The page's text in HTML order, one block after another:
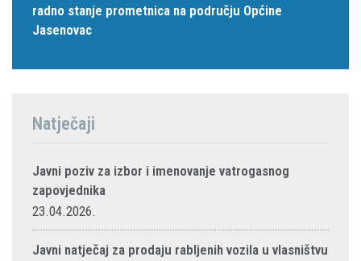
radno stanje prometnica na području Općine
Jasenovac
Natječaji
Javni poziv za izbor i imenovanje vatrogasnog
zapovjednika
23.04.2026.
Javni natječaj za prodaju rabljenih vozila u vlasništvu